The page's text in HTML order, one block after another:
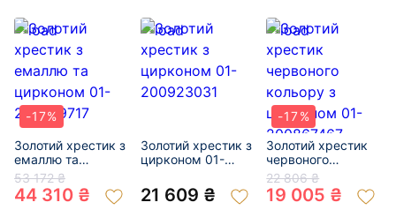
-17%
Золотий хрестик з
емаллю та
цирконом 01-
200349717
53 172 ₴
44 310 ₴
Золотий хрестик з
цирконом 01-
21 609 ₴
-17%
Золотий хрестик
червоного
кольору з
цирконом 01-
200867467
22 806 ₴
19 005 ₴